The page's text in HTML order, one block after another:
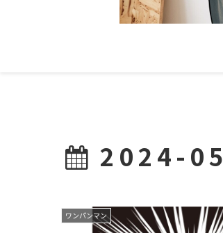
2024-05
ワンパンマン